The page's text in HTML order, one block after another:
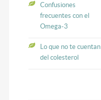
Confusiones
frecuentes con el
Omega-3
Lo que no te cuentan
del colesterol